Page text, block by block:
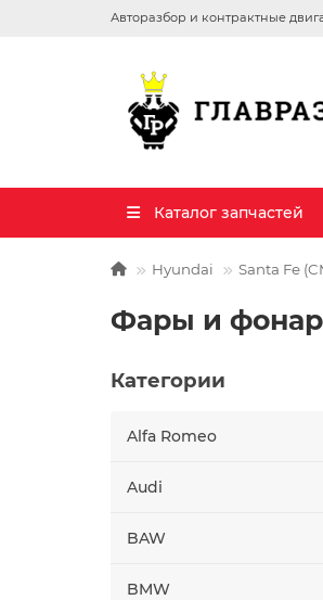
Авторазбор и контрактные
Каталог запчастей
Hyundai Santa Fe
Фары и
Категории
Alfa Romeo
Audi
BAW
BMW